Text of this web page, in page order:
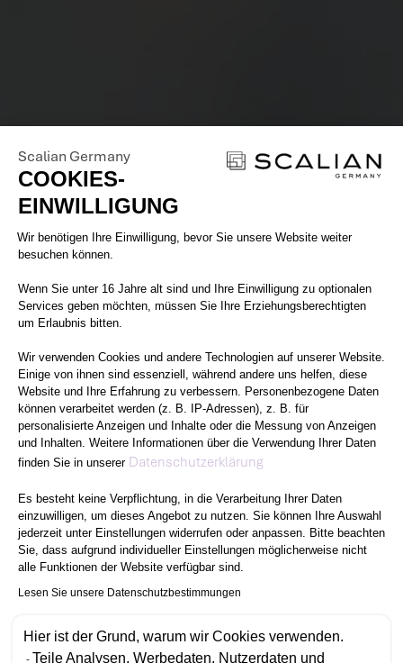
Scalian Germany
COOKIES-
EINWILLIGUNG
Einwilligungsmanagementplattform:
Wir benötigen Ihre Einwilligung, bevor Sie unsere Website weiter
besuchen können.
Wenn Sie unter 16 Jahre alt sind und Ihre Einwilligung zu optionalen
Services geben möchten, müssen Sie Ihre Erziehungsberechtigten
um Erlaubnis bitten.
Wir verwenden Cookies und andere Technologien auf unserer Website.
Einige von ihnen sind essenziell, während andere uns helfen, diese
Website und Ihre Erfahrung zu verbessern. Personenbezogene Daten
können verarbeitet werden (z. B. IP-Adressen), z. B. für
personalisierte Anzeigen und Inhalte oder die Messung von Anzeigen
und Inhalten. Weitere Informationen über die Verwendung Ihrer Daten
finden Sie in unserer Datenschutzerklärung
Es besteht keine Verpflichtung, in die Verarbeitung Ihrer Daten
einzuwilligen, um dieses Angebot zu nutzen. Sie können Ihre Auswahl
jederzeit unter Einstellungen widerrufen oder anpassen. Bitte beachten
Sie, dass aufgrund individueller Einstellungen möglicherweise nicht
alle Funktionen der Website verfügbar sind.
Lesen Sie unsere Datenschutzbestimmungen
Hier ist der Grund, warum wir Cookies verwenden.
Teile Analysen, Werbedaten, Nutzerdaten und
Axeptio consent